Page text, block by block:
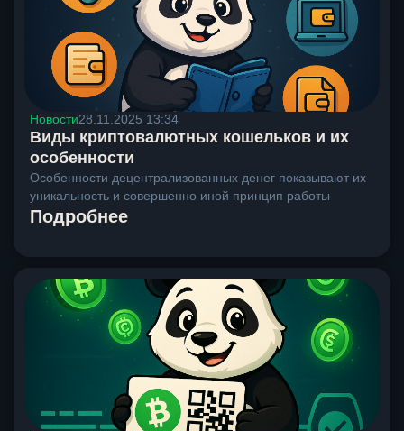
Новости28.11.2025 13:34
Виды криптовалютных кошельков и их
особенности
Особенности децентрализованных денег показывают их
уникальность и совершенно иной принцип работы
Подробнее